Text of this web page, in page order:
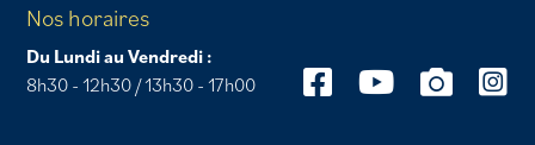
Nos horaires
Du Lundi au Vendredi :
8h30 - 12h30 / 13h30 - 17h00